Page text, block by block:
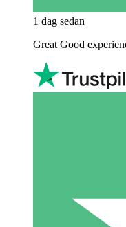
1 dag sedan
Great Good